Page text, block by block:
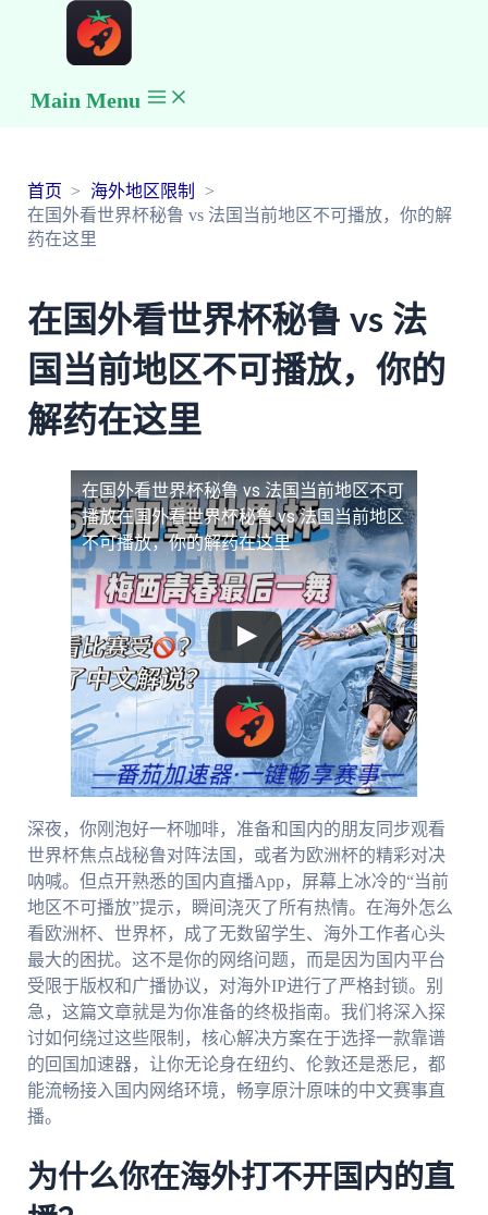
Main Menu
首页
海外地区限制
在国外看世界杯秘鲁 vs 法国当前地区不可播放，你的解
药在这里
在国外看世界杯秘鲁 vs 法
国当前地区不可播放，你的
解药在这里
在国外看世界杯秘鲁 vs 法国当前地区不可
播放在国外看世界杯秘鲁 vs 法国当前地区
不可播放，你的解药在这里
深夜，你刚泡好一杯咖啡，准备和国内的朋友同步观看
世界杯焦点战秘鲁对阵法国，或者为欧洲杯的精彩对决
呐喊。但点开熟悉的国内直播App，屏幕上冰冷的“当前
地区不可播放”提示，瞬间浇灭了所有热情。在海外怎么
看欧洲杯、世界杯，成了无数留学生、海外工作者心头
最大的困扰。这不是你的网络问题，而是因为国内平台
受限于版权和广播协议，对海外IP进行了严格封锁。别
急，这篇文章就是为你准备的终极指南。我们将深入探
讨如何绕过这些限制，核心解决方案在于选择一款靠谱
的回国加速器，让你无论身在纽约、伦敦还是悉尼，都
能流畅接入国内网络环境，畅享原汁原味的中文赛事直
播。
为什么你在海外打不开国内的直